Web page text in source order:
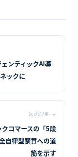
ンティックAI導
ックに
次の記事 →
コマースの「5段
自律型購買への道
筋を示す